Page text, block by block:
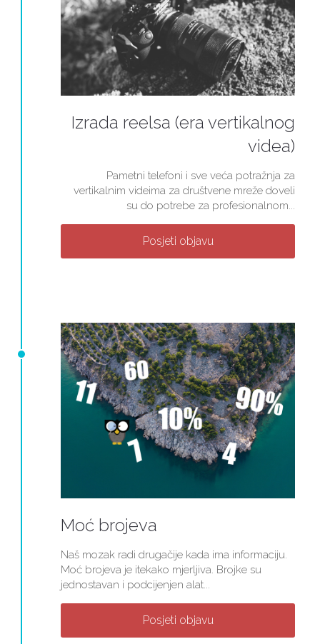
Izrada reelsa (era vertikalnog
videa)
Pametni telefoni i sve veća potražnja za
vertikalnim videima za društvene mreže doveli
su do potrebe za profesionalnom...
Posjeti objavu
Moć brojeva
Naš mozak radi drugačije kada ima informaciju.
Moć brojeva je itekako mjerljiva. Brojke su
jednostavan i podcijenjen alat...
Posjeti objavu